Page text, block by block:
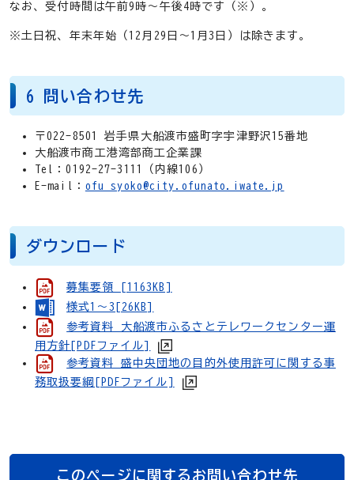
なお、受付時間は午前9時～午後4時です（※）。
※土日祝、年末年始（12月29日～1月3日）は除きます。
6 問い合わせ先
〒022-8501 岩手県大船渡市盛町字宇津野沢15番地
大船渡市商工港湾部商工企業課
Tel：0192-27-3111（内線106）
E-mail： ofu_syoko@city.ofunato.iwate.jp
ダウンロード
募集要領 [1163KB]
様式1～3[26KB]
参考資料 大船渡市ふるさとテレワークセンター運
用方針[PDFファイル]
参考資料 盛中央団地の目的外使用許可に関する事
務取扱要綱[PDFファイル]
このページに関するお問い合わせ先